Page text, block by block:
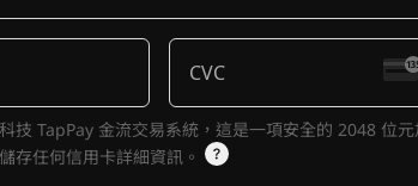
技 TapPay 金流交易系統，這是一項安全的 2048 位
存任何信用卡詳細資訊。